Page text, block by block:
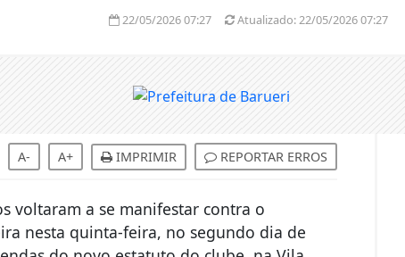
Atualizado:22/05/2026 07:27
22/05/2026 07:27
A- A+ IMPRIMIR REPORTAR ERROS
voltaram a se manifestar contra o
nesta quinta-feira, no segundo dia de